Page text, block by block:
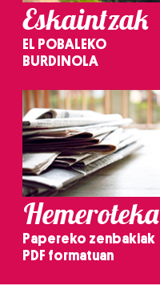
Eskaintzak
EL POBALEKO
BURDINOLA
Hemeroteka
Papereko zenbakiak
PDF formatuan